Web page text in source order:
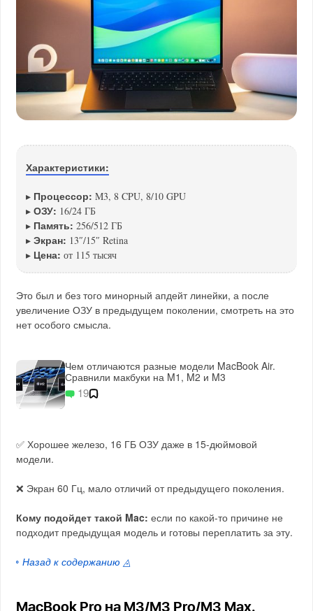
Характеристики:
▸ Процессор: M3, 8 CPU, 8/10 GPU
▸ОЗУ: 16/24 ГБ
▸ Память: 256/512 ГБ
▸Экран: 13″/15″ Retina
▸ Цена: от 115 тысяч
Это был и без того минорный апдейт линейки, а после
увеличение ОЗУ в предыдущем поколении, смотреть на это
нет особого смысла.
Чем отличаются разные модели MacBook Air.
Сравнили макбуки на M1, M2 и M3
19
✅ Хорошее железо, 16 ГБ ОЗУ даже в 15-дюймовой
модели.
❌ Экран 60 Гц, мало отличий от предыдущего поколения.
Кому подойдет такой Mac: если по какой-то причине не
подходит предыдущая модель и готовы переплатить за эту.
◦ Назад к содержанию ◬
MacBook Pro на M3/M3 Pro/M3 Max.